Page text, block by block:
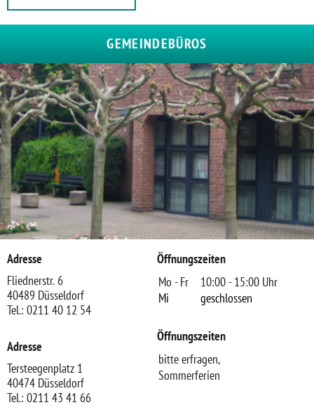
GEMEINDEBÜROS
Adresse
Fliednerstr. 6
40489 Düsseldorf
Tel.: 0211 40 12 54
Adresse
Tersteegenplatz 1
40474 Düsseldorf
Tel.: 0211 43 41 66
Öffnungszeiten
Mo - Fr
10:00 - 15:00 Uhr
Mi
geschlossen
Öffnungszeiten
bitte erfragen,
Sommerferien